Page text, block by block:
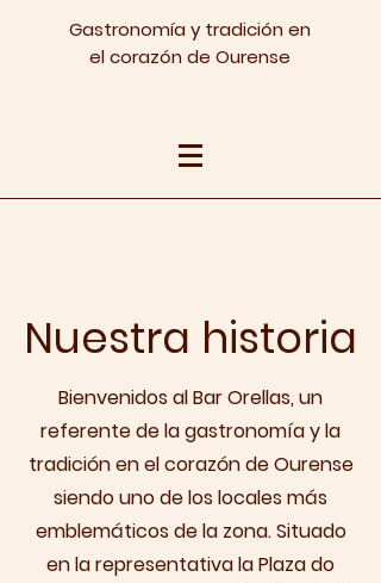
Gastronomía y tradición en
el corazón de Ourense
Nuestra historia
Bienvenidos al Bar Orellas, un
referente de la gastronomía y la
tradición en el corazón de Ourense
siendo uno de los locales más
emblemáticos de la zona. Situado
en la representativa la Plaza do